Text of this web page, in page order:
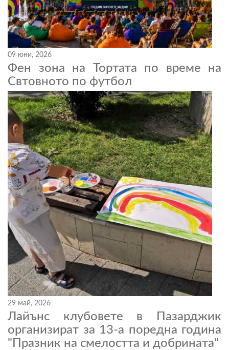
09 юни, 2026
Фен зона на Тортата по време на
Свтовното по футбол
29 май, 2026
Лайънс клубовете в Пазарджик
организират за 13-а поредна година
"Празник на смелостта и добрината"